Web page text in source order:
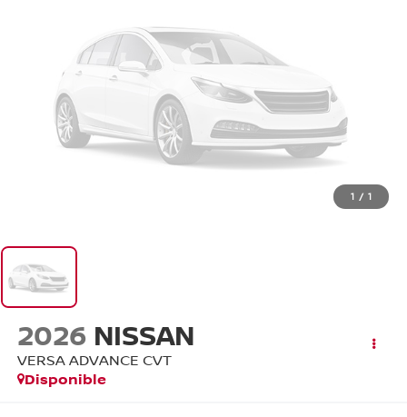
1 / 1
2026 NISSAN
VERSA ADVANCE CVT
Disponible